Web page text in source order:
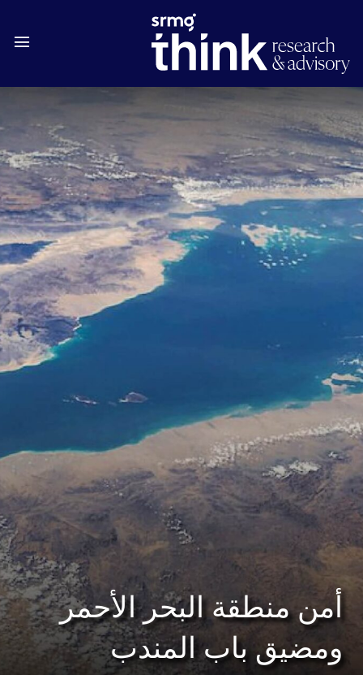
أمن منطقة البحر الأحمر
ومضيق باب المندب